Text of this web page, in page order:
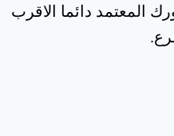
المعتمد دائما الاقرب